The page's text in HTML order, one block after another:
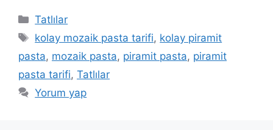
Kategoriler
Tatlılar
Etiketler
kolay mozaik pasta tarifi, kolay piramit
pasta, mozaik pasta, piramit pasta, piramit
pasta tarifi, Tatlılar
Yorum yap